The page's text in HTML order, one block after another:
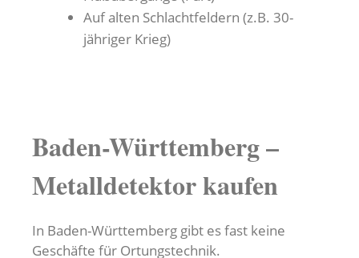
Auf alten Schlachtfeldern (z.B. 30-
jähriger Krieg)
Baden-Württemberg –
Metalldetektor kaufen
In Baden-Württemberg gibt es fast keine
Geschäfte für Ortungstechnik.